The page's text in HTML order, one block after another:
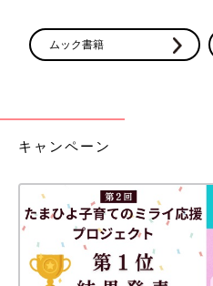
ムック書籍
キャンペーン